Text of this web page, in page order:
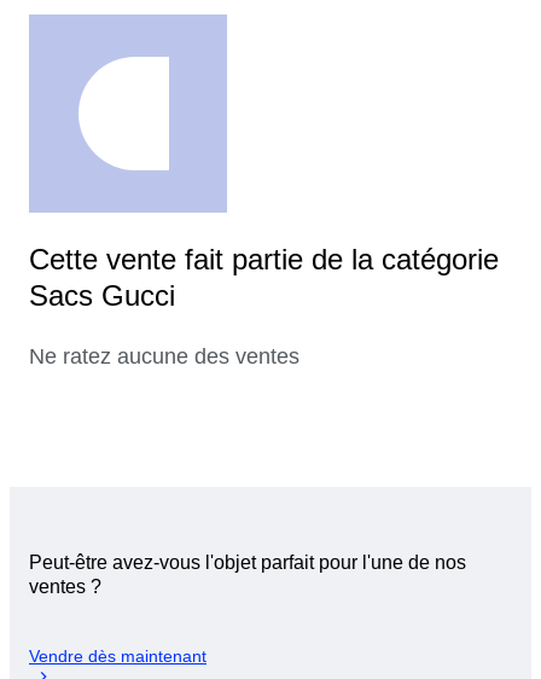
Cette vente fait partie de la catégorie
Sacs Gucci
Ne ratez aucune des ventes
Peut-être avez-vous l'objet parfait pour l'une de nos
ventes ?
Vendre dès maintenant